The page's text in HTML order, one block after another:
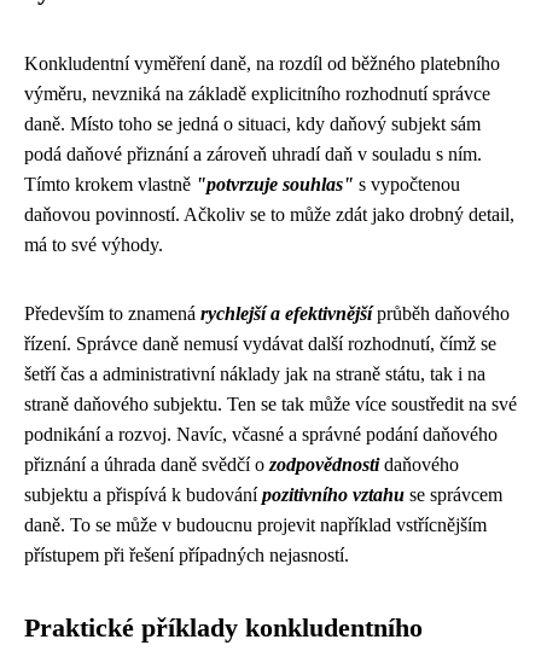
Konkludentní vyměření daně, na rozdíl od běžného platebního
výměru, nevzniká na základě explicitního rozhodnutí správce
daně. Místo toho se jedná o situaci, kdy daňový subjekt sám
podá daňové přiznání a zároveň uhradí daň v souladu s ním.
Tímto krokem vlastně "potvrzuje souhlas" s vypočtenou
daňovou povinností. Ačkoliv se to může zdát jako drobný detail,
má to své výhody.
Především to znamená rychlejší a efektivnějšíprůběh daňového
řízení. Správce daně nemusí vydávat další rozhodnutí, čímž se
šetří čas a administrativní náklady jak na straně státu, tak i na
straně daňového subjektu. Ten se tak může více soustředit na své
podnikání a rozvoj. Navíc, včasné a správné podání daňového
přiznání a úhrada daně svědčí o zodpovědnostidaňového
subjektu a přispívá k budovánípozitivního vztahu se správcem
daně. To se může v budoucnu projevit například vstřícnějším
přístupem při řešení případných nejasností.
Praktické příklady konkludentního